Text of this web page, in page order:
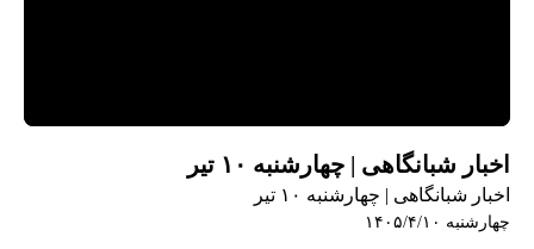
اخبار شبانگاهی | چهارشنبه ۱۰ تیر
اخبار شبانگاهی | چهارشنبه ۱۰ تیر
چهارشنبه ۱۴۰۵/۴/۱۰